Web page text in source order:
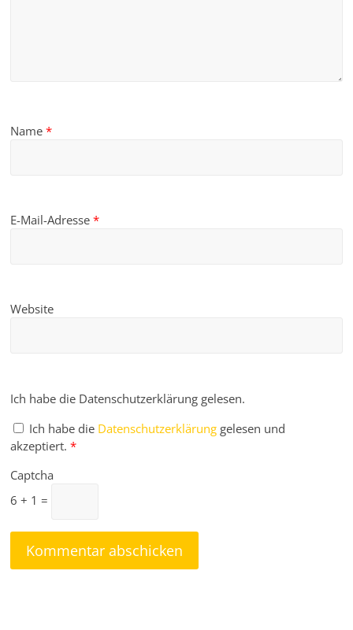
Name*
E-Mail-Adresse*
Website
Ich habe die Datenschutzerklärung gelesen.
Ich habe die Datenschutzerklärung gelesen und
akzeptiert. *
Captcha
6 + 1 =